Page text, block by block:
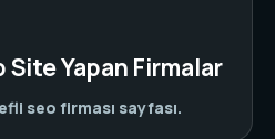
Yapan Firmalar
seo firması sayfası.